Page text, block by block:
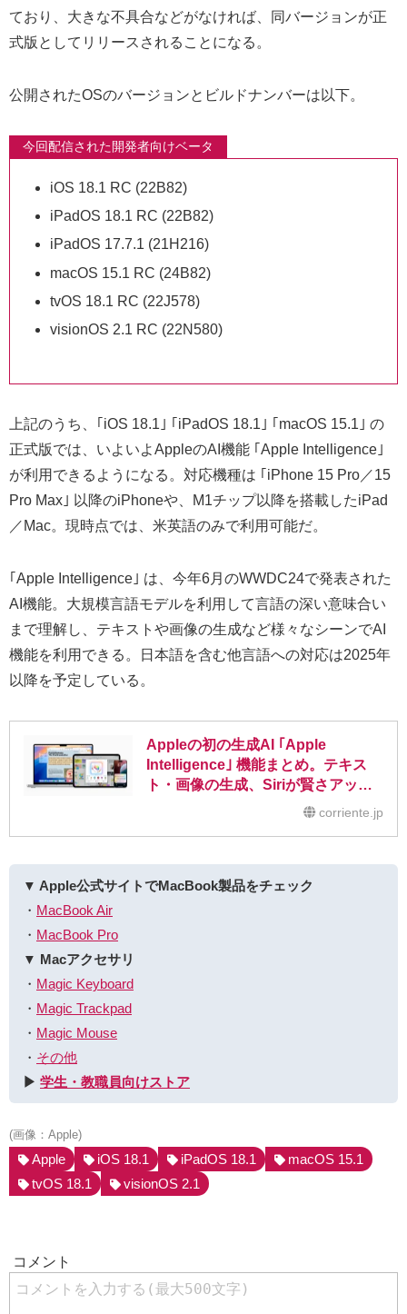
ており、大きな不具合などがなければ、同バージョンが正
式版としてリリースされることになる。
公開されたOSのバージョンとビルドナンバーは以下。
今回配信された開発者向けベータ
iOS 18.1 RC (22B82)
iPadOS 18.1 RC (22B82)
iPadOS 17.7.1 (21H216)
macOS 15.1 RC (24B82)
tvOS 18.1 RC (22J578)
visionOS 2.1 RC (22N580)
上記のうち、｢iOS 18.1｣ ｢iPadOS 18.1｣ ｢macOS 15.1｣ の
正式版では、いよいよAppleのAI機能 ｢Apple Intelligence｣
が利用できるようになる。対応機種は ｢iPhone 15 Pro／15
Pro Max｣ 以降のiPhoneや、M1チップ以降を搭載したiPad
／Mac。現時点では、米英語のみで利用可能だ。
｢Apple Intelligence｣ は、今年6月のWWDC24で発表された
AI機能。大規模言語モデルを利用して言語の深い意味合い
まで理解し、テキストや画像の生成など様々なシーンでAI
機能を利用できる。日本語を含む他言語への対応は2025年
以降を予定している。
Appleの初の生成AI ｢Apple
Intelligence｣ 機能まとめ。テキス
ト・画像の生成、Siriが賢さアップ
などの恩恵がAppleデバイスにもた
corriente.jp
▼ Apple公式サイトでMacBook製品をチェック
・ MacBook Air
・ MacBook Pro
▼ Macアクセサリ
・ Magic Keyboard
・ Magic Trackpad
・ Magic Mouse
・ その他
▶︎ 学生・教職員向けストア
(画像：Apple)
Apple iOS 18.1 iPadOS 18.1
macOS 15.1
tvOS 18.1
visionOS 2.1